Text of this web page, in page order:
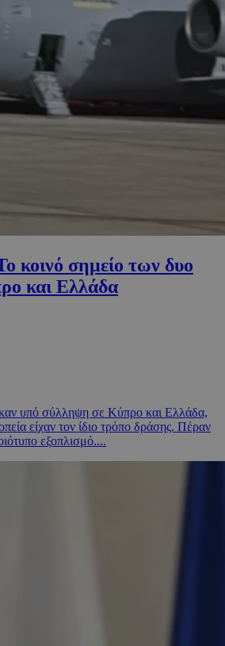
κοινό σημείο των δυο
και Ελλάδα
υπό σύλληψη σε Κύπρο και Ελλάδα,
είχαν τον ίδιο τρόπο δράσης. Πέραν
εξοπλισμό....